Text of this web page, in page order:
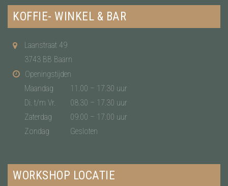
KOFFIE- WINKEL & BAR
Laanstraat 49
3743 BB Baarn
Openingstijden
Maandag
11.00 – 17.30 uur
Di. t/m Vr.
08.30 – 17.30 uur
Zaterdag
09.00 – 17.00 uur
Zondag
Gesloten
WORKSHOP LOCATIE